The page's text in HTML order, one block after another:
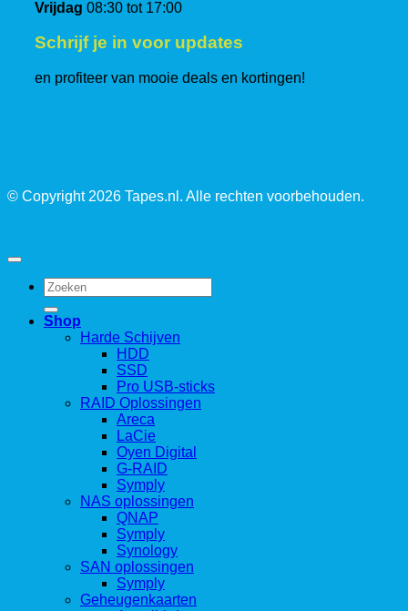
Vrijdag 08:30 tot 17:00
Schrijf je in voor updates
en profiteer van mooie deals en kortingen!
© Copyright 2026 Tapes.nl. Alle rechten voorbehouden.
Zoeken
naar:
Shop
Harde Schijven
HDD
SSD
Pro USB-sticks
RAID Oplossingen
Areca
LaCie
Oyen Digital
G-RAID
Symply
NAS oplossingen
QNAP
Symply
Synology
SAN oplossingen
Symply
Geheugenkaarten